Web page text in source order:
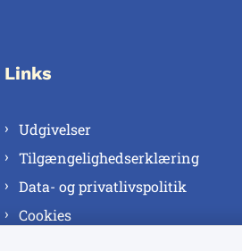
Links
Udgivelser
Tilgængelighedserklæring
Data- og privatlivspolitik
Cookies